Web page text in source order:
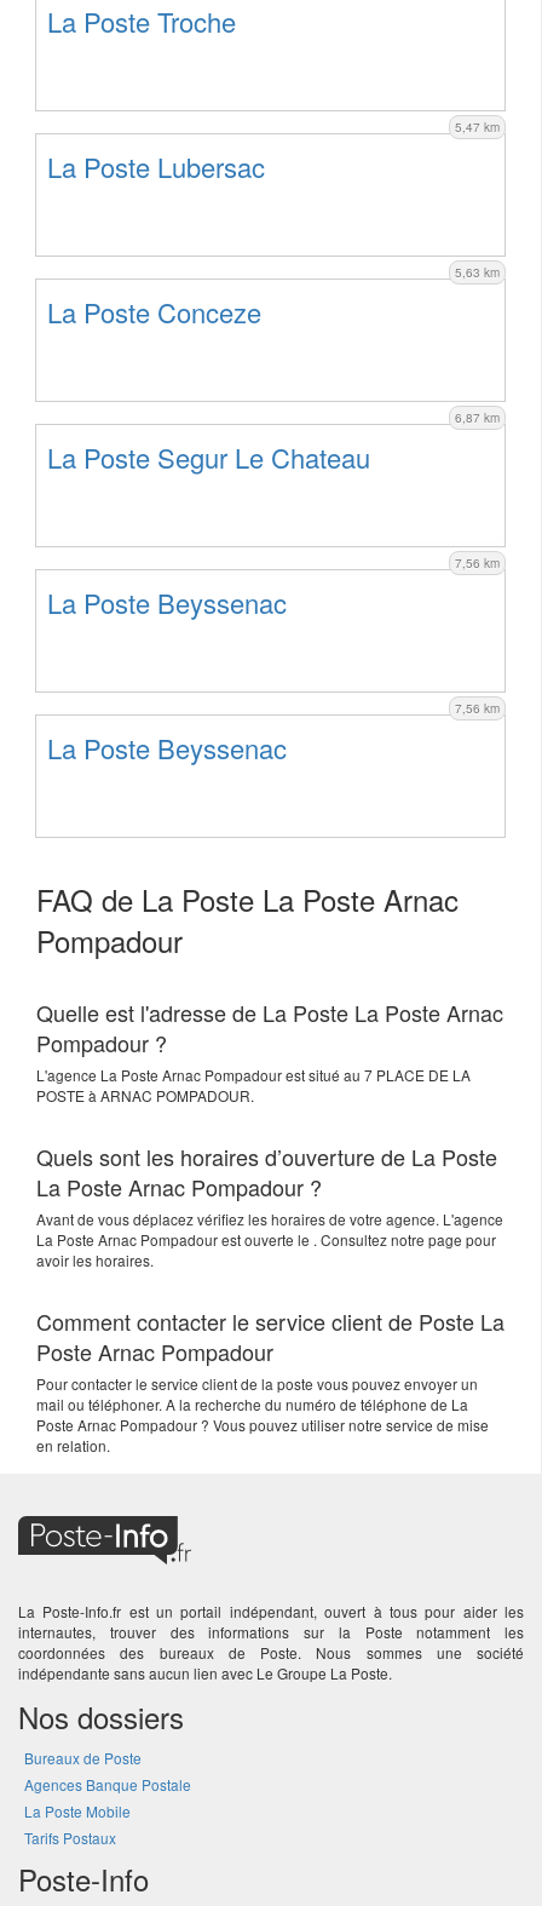
La Poste Troche
5,47 km
La Poste Lubersac
5,63 km
La Poste Conceze
6,87 km
La Poste Segur Le Chateau
7,56 km
La Poste Beyssenac
7,56 km
La Poste Beyssenac
FAQ de La Poste La Poste Arnac
Pompadour
Quelle est l'adresse de La Poste La Poste Arnac
Pompadour ?
L'agence La Poste Arnac Pompadourest situé au 7 PLACE DE LA
POSTE à ARNAC POMPADOUR.
Quels sont les horaires d’ouverture de La Poste
La Poste Arnac Pompadour ?
Avant de vous déplacez vérifiez les horaires de votre agence. L'agence
La Poste Arnac Pompadour est ouverte le . Consultez notre page pour
avoir les horaires.
Comment contacter le service client de Poste La
Poste Arnac Pompadour
Pour contacter le service client de la poste vous pouvez envoyer un
mail ou téléphoner. A la recherche du numéro de téléphone de La
Poste Arnac Pompadour ? Vous pouvez utiliser notre service de mise
en relation.
La Poste-Info.fr est un portail indépendant, ouvert à tous pour aider les
internautes, trouver des informations sur la Poste notamment les
coordonnées des bureaux de Poste. Nous sommes une société
indépendante sans aucun lien avec Le Groupe La Poste.
Nos dossiers
Bureaux de Poste
Agences Banque Postale
La Poste Mobile
Tarifs Postaux
Poste-Info